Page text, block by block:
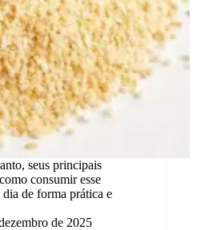
seus principais
consumir esse
de forma prática e
de 2025